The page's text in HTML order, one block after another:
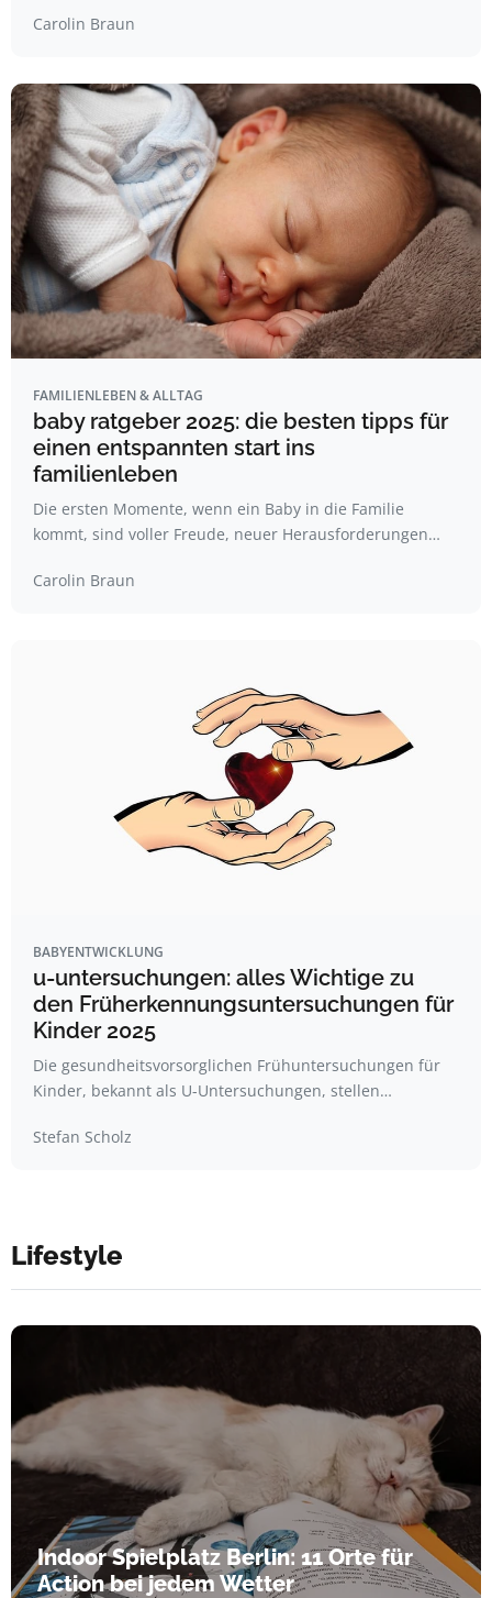
Carolin Braun
FAMILIENLEBEN & ALLTAG
baby ratgeber 2025: die besten tipps für
einen entspannten start ins
familienleben
Die ersten Momente, wenn ein Baby in die Familie
kommt, sind voller Freude, neuer Herausforderungen…
Carolin Braun
BABYENTWICKLUNG
u-untersuchungen: alles Wichtige zu
den Früherkennungsuntersuchungen für
Kinder 2025
Die gesundheitsvorsorglichen Frühuntersuchungen für
Kinder, bekannt als U-Untersuchungen, stellen…
Stefan Scholz
Lifestyle
Indoor Spielplatz Berlin: 11 Orte für
Action bei jedem Wetter